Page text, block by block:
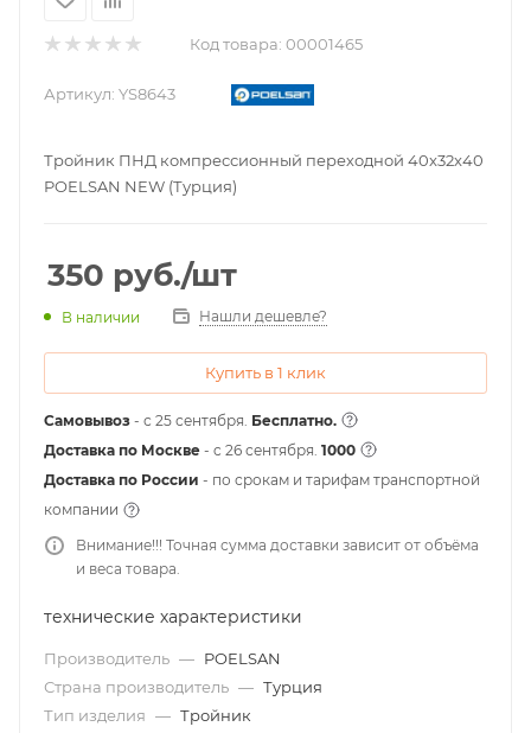
Код товара: 00001465
Артикул: YS8643
Тройник ПНД компрессионный переходной 40x32x40
POELSAN NEW (Турция)
350 руб./шт
В наличии Нашли дешевле?
Купить в 1 клик
Самовывоз - с 25 сентября. Бесплатно.
Доставка по Москве - c 26 сентября. 1000
Доставка по России - по срокам и тарифам транспортной
компании
Внимание!!! Точная сумма доставки зависит от объёма
и веса товара.
технические характеристики
Производитель — POELSAN
Страна производитель — Турция
Тип изделия — Тройник